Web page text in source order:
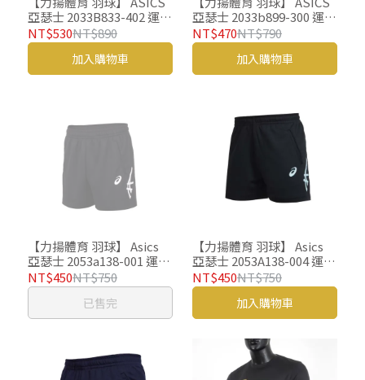
亞瑟士 2033B833-402 運動
服 羽球衣
NT$530NT$890
加入購物車
亞瑟士 2033b899-300 運動
服 羽球衣
NT$470NT$790
加入購物車
【力揚體育 羽球】 Asics
亞瑟士 2053a138-001 運動
褲 羽球褲 短版 3分
NT$450NT$750
已售完
【力揚體育 羽球】 Asics
亞瑟士 2053A138-004 運動
褲 羽球褲 短版 3分
NT$450NT$750
加入購物車